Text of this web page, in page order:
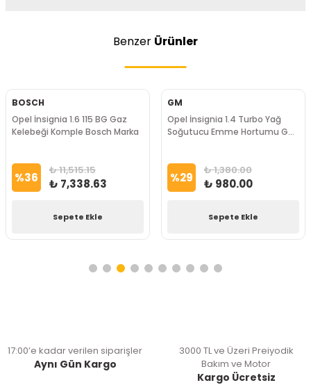
Benzer Ürünler
BOSCH
Opel İnsignia 1.6 115 BG Gaz
Kelebeği Komple Bosch Marka
%36 ₺ 11,515.15
₺ 7,338.63
Sepete Ekle
GM
Opel İnsignia 1.4 Turbo Yağ
Soğutucu Emme Hortumu GM
%29 ₺ 1,380.00
₺ 980.00
Sepete Ekle
17:00’e kadar verilen siparişler
Aynı Gün Kargo
3000 TL ve Üzeri Preiyodik
Bakım ve Motor
Kargo Ücretsiz